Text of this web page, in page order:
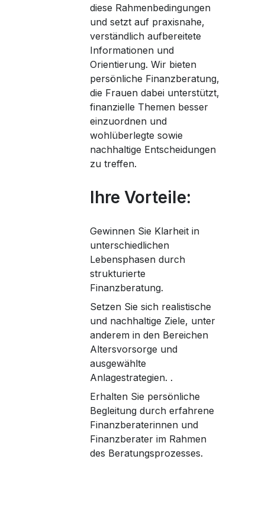
diese Rahmenbedingungen
und setzt auf praxisnahe,
verständlich aufbereitete
Informationen und
Orientierung. Wir bieten
persönliche Finanzberatung,
die Frauen dabei unterstützt,
finanzielle Themen besser
einzuordnen und
wohlüberlegte sowie
nachhaltige Entscheidungen
zu treffen.
Ihre Vorteile:
Gewinnen Sie Klarheit in
unterschiedlichen
Lebensphasen durch
strukturierte
Finanzberatung.
Setzen Sie sich realistische
und nachhaltige Ziele, unter
anderem in den Bereichen
Altersvorsorge und
ausgewählte
Anlagestrategien. .
Erhalten Sie persönliche
Begleitung durch erfahrene
Finanzberaterinnen und
Finanzberater im Rahmen
des Beratungsprozesses.